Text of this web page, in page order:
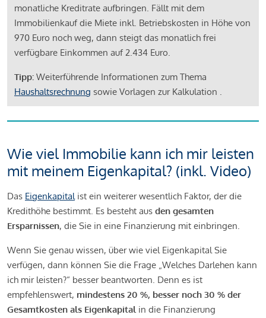
monatliche Kreditrate aufbringen. Fällt mit dem
Immobilienkauf die Miete inkl. Betriebskosten in Höhe von
970 Euro noch weg, dann steigt das monatlich frei
verfügbare Einkommen auf 2.434 Euro.
Tipp: Weiterführende Informationen zum Thema
Haushaltsrechnung sowie Vorlagen zur Kalkulation .
Wie viel Immobilie kann ich mir leisten
mit meinem Eigenkapital? (inkl. Video)
Das Eigenkapitalist ein weiterer wesentlich Faktor, der die
Kredithöhe bestimmt. Es besteht aus den gesamten
Ersparnissen, die Sie in eine Finanzierung mit einbringen.
Wenn Sie genau wissen, über wie viel Eigenkapital Sie
verfügen, dann können Sie die Frage „Welches Darlehen kann
ich mir leisten?“ besser beantworten. Denn es ist
empfehlenswert, mindestens 20 %, besser noch 30 % der
Gesamtkosten als Eigenkapital in die Finanzierung